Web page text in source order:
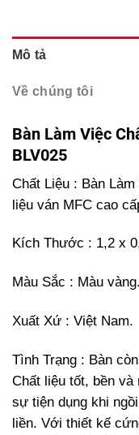
Mô tả
Về chúng tôi
Bàn Làm Việc
BLV025
Chất Liệu : Bàn
liệu ván MFC cao
Kích Thước : 1,2 x
Màu Sắc : Màu vàng.
Xuất Xứ : Việt Nam.
Tình Trạng : Bàn
Chất liệu tốt, bền và
sự tiện dụng khi
liền. Với thiết kế